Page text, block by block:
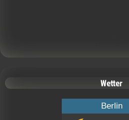
Wetter
Berlin